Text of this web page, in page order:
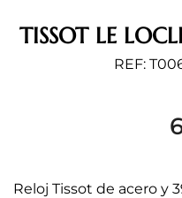
TISSOT LE
REF:
Reloj Tissot de acero y